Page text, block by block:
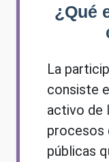
¿Qué
La
consiste
activo de
procesos
públicas